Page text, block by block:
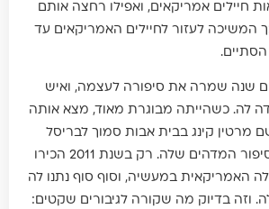
חיילים אמריקאים, ואפילו רחצה אותם
המשיכה לעזור לחיילים האמריקאים עד
שנה שמרה את סיפורה לעצמה, ואיש
לה. כשהייתה מבוגרת מאוד, מצא אותה
מרטין קינג בבית אבות סמוך לבריסל
ושמע ממנה את הסיפור המדהים שלה. רק בשנת 2011 הכירו
האמריקאית במעשיה, וסוף סוף נתנו לה
וזה בדיוק מה שקורה לגיבורים שקטים: